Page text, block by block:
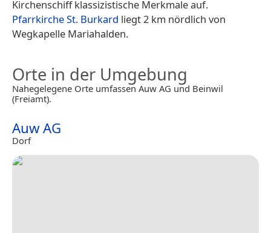
Kirchenschiff klassizistische Merkmale auf.
Pfarrkirche St. Burkard liegt 2 km nördlich von
Wegkapelle Mariahalden.
Orte in der Umgebung
Nahegelegene Orte umfassen Auw AG und Beinwil
(Freiamt).
Auw AG
Dorf